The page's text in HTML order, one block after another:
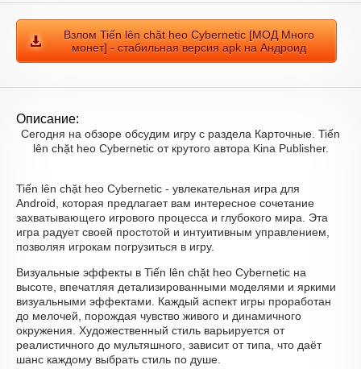
Взлом Tiến lên chặt heo Cybernetic [МОД Много
монет] - стабильная версия apk на Андроид
Описание:
Сегодня на обзоре обсудим игру с раздела Карточные. Tiến
lên chặt heo Cybernetic от крутого автора Kina Publisher.
Tiến lên chặt heo Cybernetic - увлекательная игра для
Android, которая предлагает вам интересное сочетание
захватывающего игрового процесса и глубокого мира. Эта
игра радует своей простотой и интуитивным управлением,
позволяя игрокам погрузиться в игру.
Визуальные эффекты в Tiến lên chặt heo Cybernetic на
высоте, впечатляя детализированными моделями и яркими
визуальными эффектами. Каждый аспект игры проработан
до мелочей, порождая чувство живого и динамичного
окружения. Художественный стиль варьируется от
реалистичного до мультяшного, зависит от типа, что даёт
шанс каждому выбрать стиль по душе.